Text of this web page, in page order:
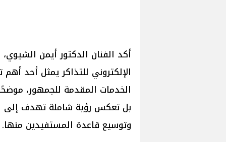
أكد الفنان الدكتور أيمن
الإلكتروني للتذاكر يمثل أحد
الخدمات المقدمة للجمهور،
بل تعكس رؤية شاملة تهدف إلى
وتوسيع قاعدة المستفيدين منها.